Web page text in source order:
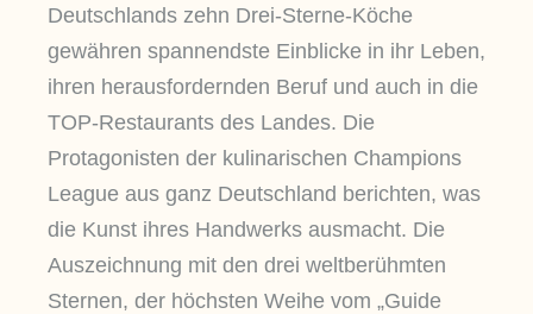
Deutschlands zehn Drei-Sterne-Köche
gewähren spannendste Einblicke in ihr Leben,
ihren herausfordernden Beruf und auch in die
TOP-Restaurants des Landes. Die
Protagonisten der kulinarischen Champions
League aus ganz Deutschland berichten, was
die Kunst ihres Handwerks ausmacht. Die
Auszeichnung mit den drei weltberühmten
Sternen, der höchsten Weihe vom „Guide